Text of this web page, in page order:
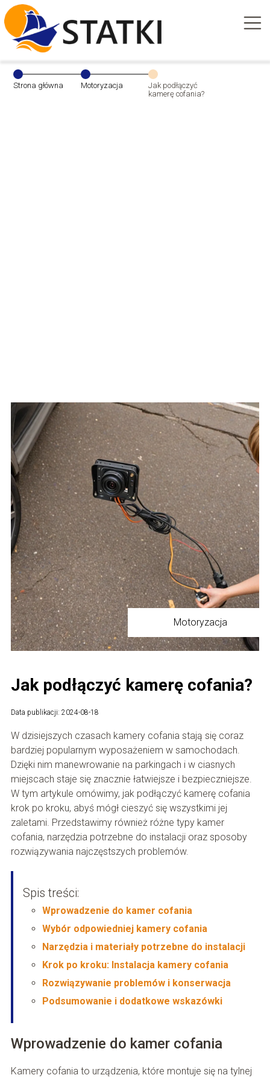
Strona główna Motoryzacja
Jak podłączyć
kamerę cofania?
Motoryzacja
Jak podłączyć kamerę cofania?
Data publikacji: 2024-08-18
W dzisiejszych czasach kamery cofania stają się coraz
bardziej popularnym wyposażeniem w samochodach.
Dzięki nim manewrowanie na parkingach i w ciasnych
miejscach staje się znacznie łatwiejsze i bezpieczniejsze.
W tym artykule omówimy, jak podłączyć kamerę cofania
krok po kroku, abyś mógł cieszyć się wszystkimi jej
zaletami. Przedstawimy również różne typy kamer
cofania, narzędzia potrzebne do instalacji oraz sposoby
rozwiązywania najczęstszych problemów.
Spis treści:
Wprowadzenie do kamer cofania
Wybór odpowiedniej kamery cofania
Narzędzia i materiały potrzebne do instalacji
Krok po kroku: Instalacja kamery cofania
Rozwiązywanie problemów i konserwacja
Podsumowanie i dodatkowe wskazówki
Wprowadzenie do kamer cofania
Kamery cofania to urządzenia, które montuje się na tylnej